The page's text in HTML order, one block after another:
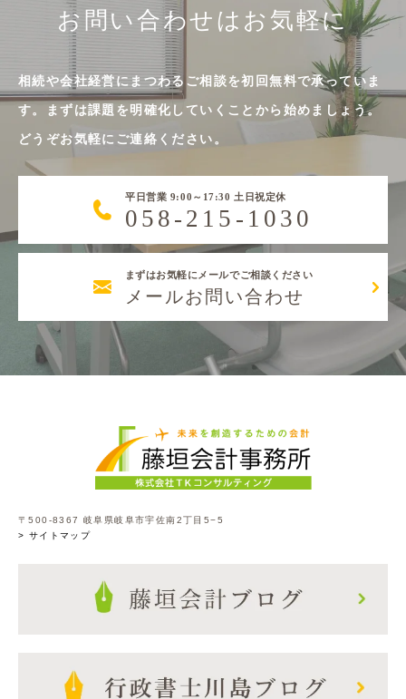
お問い合わせはお気軽に
相続や会社経営にまつわるご相談を初回無料で承っていま
す。まずは課題を明確化していくことから始めましょう。
どうぞお気軽にご連絡ください。
平日営業 9:00～17:30 土日祝定休
058-215-1030
まずはお気軽にメールでご相談ください
メールお問い合わせ
〒500-8367 岐阜県岐阜市宇佐南2丁目5−5
> サイトマップ